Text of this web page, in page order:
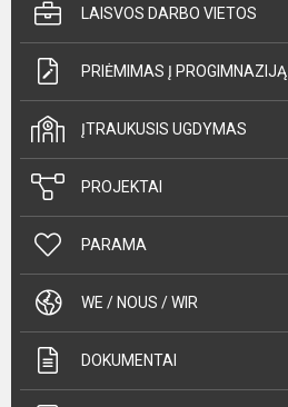
LAISVOS DARBO VIETOS
PRIĖMIMAS Į PROGIMNAZIJĄ
ĮTRAUKUSIS UGDYMAS
PROJEKTAI
PARAMA
WE / NOUS / WIR
DOKUMENTAI